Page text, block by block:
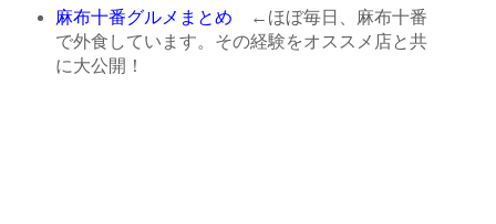
麻布十番グルメまとめ ←ほぼ毎日、麻布十番
で外食しています。その経験をオススメ店と共
に大公開！